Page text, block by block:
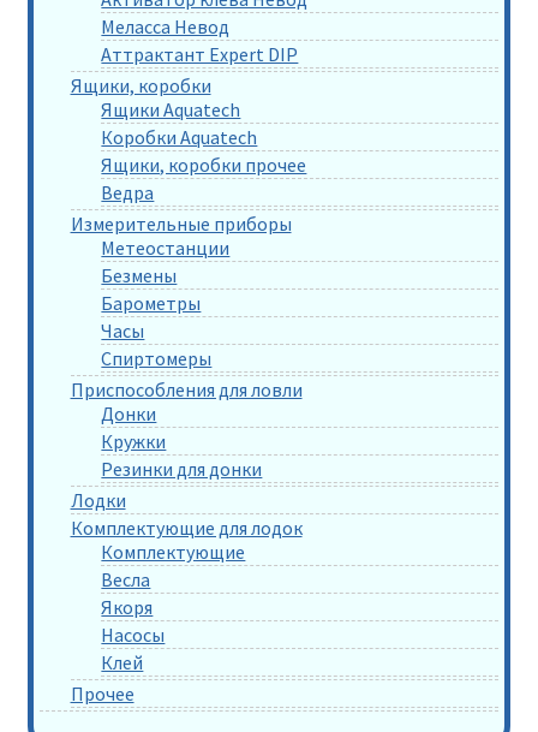
Меласса Невод
Аттрактант Expert DIP
Ящики, коробки
Ящики Aquatech
Коробки Aquatech
Ящики, коробки прочее
Ведра
Измерительные приборы
Метеостанции
Безмены
Барометры
Часы
Спиртомеры
Приспособления для ловли
Донки
Кружки
Резинки для донки
Лодки
Комплектующие для лодок
Комплектующие
Весла
Якоря
Насосы
Клей
Прочее